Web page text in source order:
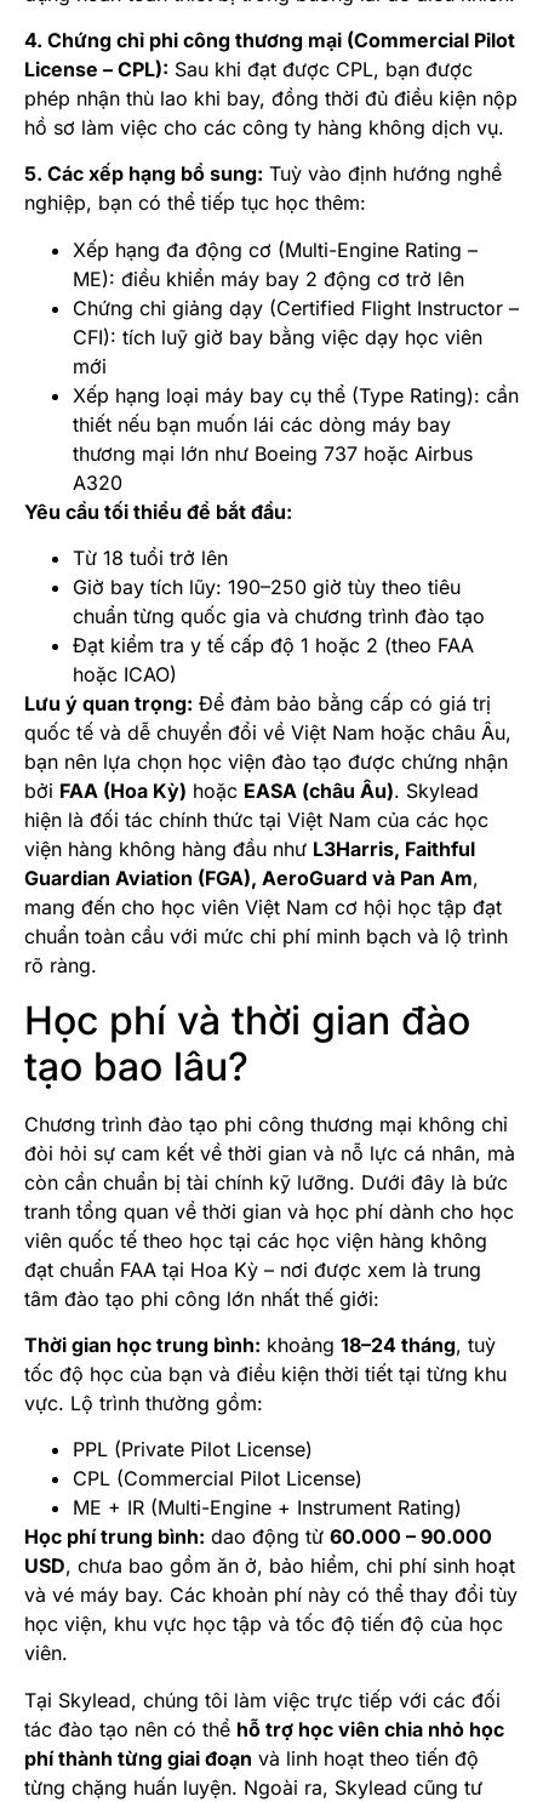
4. Chứng chỉ phi công thương mại (Commercial Pilot
License – CPL): Sau khi đạt được CPL, bạn được
phép nhận thù lao khi bay, đồng thời đủ điều kiện nộp
hồ sơ làm việc cho các công ty hàng không dịch vụ.
5. Các xếp hạng bổ sung: Tuỳ vào định hướng nghề
nghiệp, bạn có thể tiếp tục học thêm:
Xếp hạng đa động cơ (Multi-Engine Rating –
ME): điều khiển máy bay 2 động cơ trở lên
Chứng chỉ giảng dạy (Certified Flight Instructor –
CFI): tích luỹ giờ bay bằng việc dạy học viên
mới
Xếp hạng loại máy bay cụ thể (Type Rating): cần
thiết nếu bạn muốn lái các dòng máy bay
thương mại lớn như Boeing 737 hoặc Airbus
A320
Yêu cầu tối thiểu để bắt đầu:
Từ 18 tuổi trở lên
Giờ bay tích lũy: 190–250 giờ tùy theo tiêu
chuẩn từng quốc gia và chương trình đào tạo
Đạt kiểm tra y tế cấp độ 1 hoặc 2 (theo FAA
hoặc ICAO)
Lưu ý quan trọng: Để đảm bảo bằng cấp có giá trị
quốc tế và dễ chuyển đổi về Việt Nam hoặc châu Âu,
bạn nên lựa chọn học viện đào tạo được chứng nhận
bởi FAA (Hoa Kỳ) hoặc EASA (châu Âu). Skylead
hiện là đối tác chính thức tại Việt Nam của các học
viện hàng không hàng đầu như L3Harris, Faithful
Guardian Aviation (FGA), AeroGuard và Pan Am,
mang đến cho học viên Việt Nam cơ hội học tập đạt
chuẩn toàn cầu với mức chi phí minh bạch và lộ trình
rõ ràng.
Học phí và thời gian đào
tạo bao lâu?
Chương trình đào tạo phi công thương mại không chỉ
đòi hỏi sự cam kết về thời gian và nỗ lực cá nhân, mà
còn cần chuẩn bị tài chính kỹ lưỡng. Dưới đây là bức
tranh tổng quan về thời gian và học phí dành cho học
viên quốc tế theo học tại các học viện hàng không
đạt chuẩn FAA tại Hoa Kỳ – nơi được xem là trung
tâm đào tạo phi công lớn nhất thế giới:
Thời gian học trung bình: khoảng 18–24 tháng, tuỳ
tốc độ học của bạn và điều kiện thời tiết tại từng khu
vực. Lộ trình thường gồm:
PPL (Private Pilot License)
CPL (Commercial Pilot License)
ME + IR (Multi-Engine + Instrument Rating)
Học phí trung bình: dao động từ 60.000 – 90.000
USD, chưa bao gồm ăn ở, bảo hiểm, chi phí sinh hoạt
và vé máy bay. Các khoản phí này có thể thay đổi tùy
học viện, khu vực học tập và tốc độ tiến độ của học
viên.
Tại Skylead, chúng tôi làm việc trực tiếp với các đối
tác đào tạo nên có thể hỗ trợ học viên chia nhỏ học
phí thành từng giai đoạn và linh hoạt theo tiến độ
từng chặng huấn luyện. Ngoài ra, Skylead cũng tư